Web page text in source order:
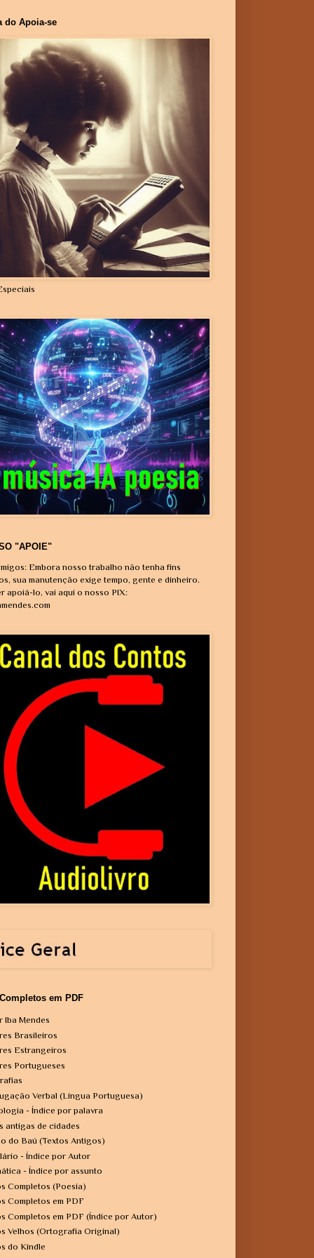
do Apoia-se
"APOIE"
Embora nosso trabalho não tenha fins
sua manutenção exige tempo, gente e dinheiro.
apoiá-lo, vai aqui o nosso PIX:
em PDF
Iba Mendes
Brasileiros
Estrangeiros
Portugueses
Verbal (Língua Portuguesa)
- Índice por palavra
antigas de cidades
do Baú (Textos Antigos)
- Índice por Autor
- Índice por assunto
Completos (Poesia)
Completos em PDF
Completos em PDF (Índice por Autor)
Velhos (Ortografia Original)
do Kindle